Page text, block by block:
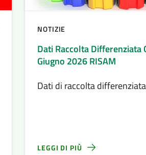
NOTIZIE
Dati Raccolta Differenziata
Giugno 2026 RISAM
Dati di raccolta differenziata
LEGGI DI PIÙ